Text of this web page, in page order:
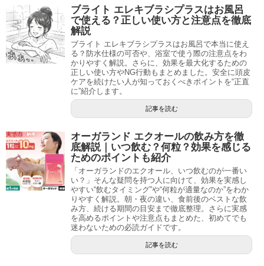
ブライト エレキブラシプラスはお風呂
で使える？正しい使い方と注意点を徹底
解説
ブライト エレキブラシプラスはお風呂で本当に使え
る？防水仕様の可否や、浴室で使う際の注意点をわ
かりやすく解説。さらに、効果を最大化するための
正しい使い方やNG行動もまとめました。安全に頭皮
ケアを続けたい人が知っておくべきポイントを“正直
に”紹介します。
記事を読む
オーガランド エクオールの飲み方を徹
底解説｜いつ飲む？何粒？効果を感じる
ためのポイントも紹介
「オーガランドのエクオール、いつ飲むのが一番い
い？」そんな疑問を持つ人に向けて、効果を実感し
やすい“飲むタイミング”や“何粒が適量なのか”をわか
りやすく解説。朝・夜の違い、食前後のベストな飲
み方、続ける期間の目安まで徹底整理。さらに実感
を高めるポイントや注意点もまとめた、初めてでも
迷わないための必読ガイドです。
記事を読む